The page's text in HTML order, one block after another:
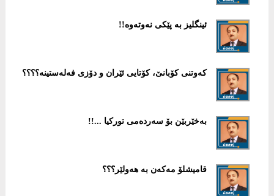
ئینگلیز بە پێكی نەوتەوە!!
كەوتنی كۆبانێ، كۆتایی ئێران و دۆزی فەلەستینە؟؟؟؟
به‌خێربێن بۆ سه‌رده‌می توركیا ...!!
قامیشلۆ مەكەن بە هەولێر؟؟؟